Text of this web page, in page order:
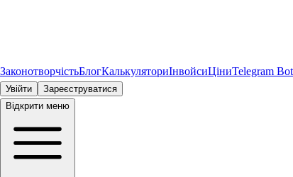
ЗаконотворчістьБлогКалькуляториІнвойсиЦіниTelegram Bot
Увійти
Зареєструватися
Відкрити меню